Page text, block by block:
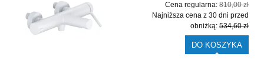
Cena regularna: 810,00 zł
Najniższa cena z 30 dni przed
obniżką: 534,60 zł
DO KOSZYKA